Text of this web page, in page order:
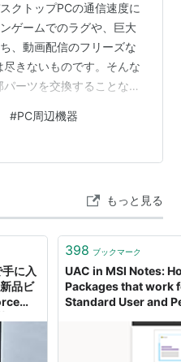
Independence の略
クトップPCの通信速度に
ゲームでのラグや、巨大
、動画配信のフリーズな
きないものです。そんな
ーツを交換することなく
株式会社は、最新の通信
接続型の無線LANアダ
Adapter」を2026年7月31
挿し込…
#PC周辺機器
もっと見る
に入
品ビ
398 ブックマーク
UAC in MSI Notes:
Packages that work
Standard User and
Home - MSDN Blogs